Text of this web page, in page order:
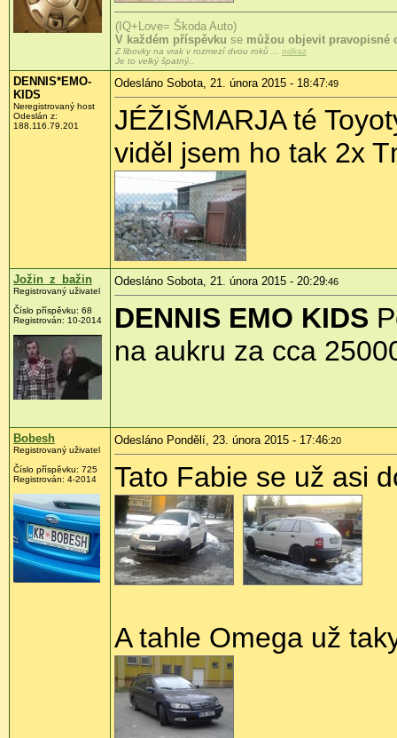
(IQ+Love= Škoda Auto)
V každém příspěvku se můžou objevit pravopisné
Z libovky na vrak v rozmezí dvou roků ... odkaz
Je to velký špatný..
DENNIS*EMO-
KIDS
Neregistrovaný host
Odeslán z:
188.116.79.201
Odesláno Sobota, 21. února 2015 - 18:47:49
JÉŽIŠMARJA té
viděl jsem ho tak 2x
Jožin_z_bažin
Registrovaný uživatel
Číslo příspěvku: 68
Registrován: 10-2014
Odesláno Sobota, 21. února 2015 - 20:29:46
DENNIS EMO KIDS
na aukru za cca
Bobesh
Registrovaný uživatel
Číslo příspěvku: 725
Registrován: 4-2014
Odesláno Pondělí, 23. února 2015 - 17:46:20
Tato Fabie se už asi
A tahle Omega už